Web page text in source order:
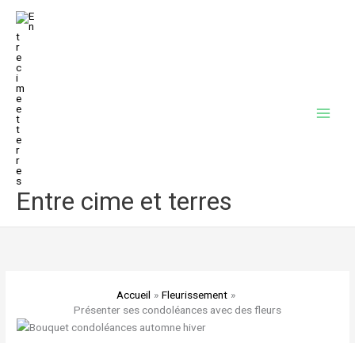
contenu
Entre cime et terres
Accueil
Fleurissement
Présenter ses condoléances avec des fleurs